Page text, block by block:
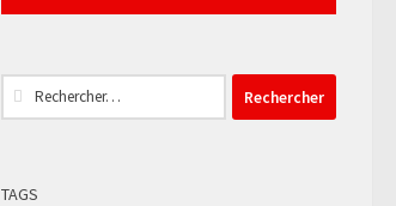
Rechercher :
TAGS